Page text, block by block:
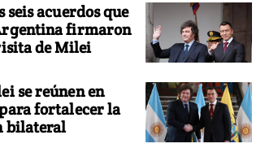
seis acuerdos que
firmaron
de Milei
se reúnen en
fortalecer la
bilateral